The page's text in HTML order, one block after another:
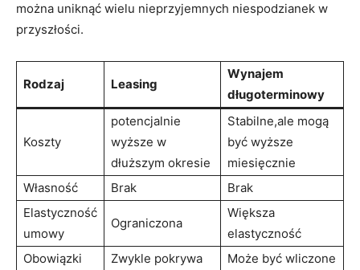
można uniknąć ⁤wielu nieprzyjemnych​ niespodzianek w
przyszłości.
Rodzaj Leasing
Wynajem
długoterminowy
Koszty
potencjalnie
wyższe w
⁤dłuższym okresie
Stabilne,ale mogą
być ​wyższe⁣
miesięcznie
Własność
Brak
Brak
Elastyczność
umowy
Ograniczona
Większa
elastyczność
Obowiązki
Zwykle pokrywa
Może być⁢ wliczone